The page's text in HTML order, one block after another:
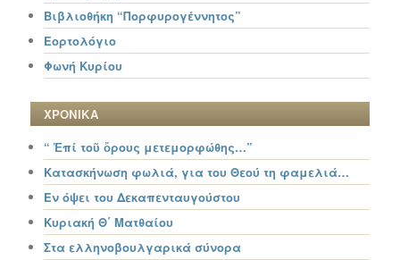
Βιβλιοθήκη “Πορφυρογέννητος”
Εορτολόγιο
Φωνή Κυρίου
ΧΡΟΝΙΚΑ
“ Ἐπί τοῦ ὄρους μετεμορφώθης…”
Κατασκήνωση φωλιά, για του Θεού τη φαμελιά…
Εν όψει του Δεκαπενταυγούστου
Κυριακή Θ΄ Ματθαίου
Στα ελληνοβουλγαρικά σύνορα